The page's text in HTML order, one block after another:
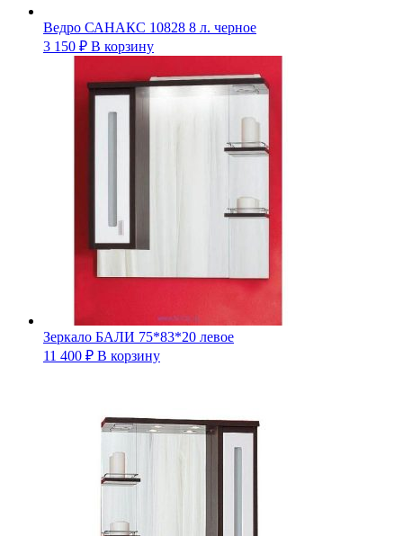
Ведро САНАКС 10828 8 л. черное
3 150 ₽ В корзину
Зеркало БАЛИ 75*83*20 левое
11 400 ₽ В корзину